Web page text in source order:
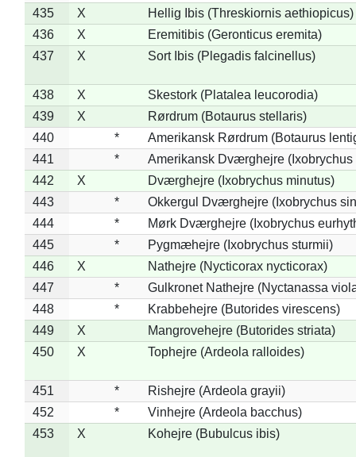
435
X
Hellig Ibis (Threskiornis aethiopicus)
436
X
Eremitibis (Geronticus eremita)
437
X Sort Ibis (Plegadis falcinellus)
438 X
Skestork (Platalea leucorodia)
439
X
Rørdrum (Botaurus stellaris)
440
*
Amerikansk Rørdrum (Botaurus
441
*
Amerikansk Dværghejre (Ixobrychus
442
X
Dværghejre (Ixobrychus minutus)
443
*
Okkergul Dværghejre (Ixobrychus
444
*
Mørk Dværghejre (Ixobrychus
445
*
Pygmæhejre (Ixobrychus sturmii)
446
X
Nathejre (Nycticorax nycticorax)
447
*
Gulkronet Nathejre (Nyctanassa
448
*
Krabbehejre (Butorides virescens)
449
X
Mangrovehejre (Butorides striata)
450
X Tophejre (Ardeola ralloides)
451 *
Rishejre (Ardeola grayii)
452
*
Vinhejre (Ardeola bacchus)
453
X Kohejre (Bubulcus ibis)